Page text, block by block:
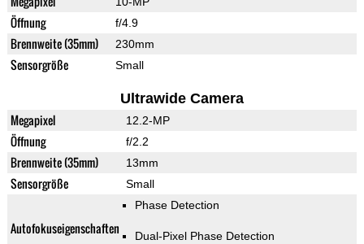
Öffnung f/4.9
Brennweite (35mm) 230mm
Sensorgröße Small
Ultrawide Camera
Megapixel 12.2-MP
Öffnung f/2.2
Brennweite (35mm) 13mm
Sensorgröße Small
Autofokuseigenschaften
Phase Detection
Dual-Pixel Phase Detection